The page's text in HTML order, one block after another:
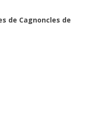
de Cagnoncles de